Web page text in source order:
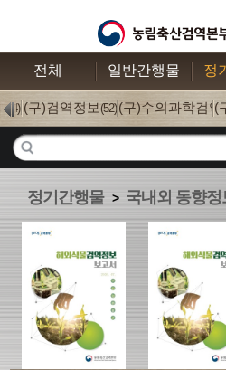
전체 일반간행물 정
(4) (구)검역정보 (52) (구)수의과학검역
(
정기간행물 > 국내외 동향정